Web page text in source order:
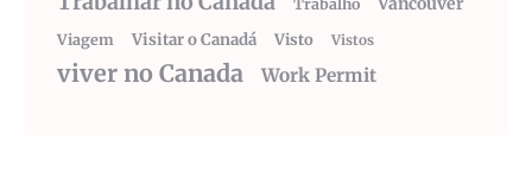
Trabalho
Viagem Visitar o Canadá Visto Vistos
viver no Canada Work Permit